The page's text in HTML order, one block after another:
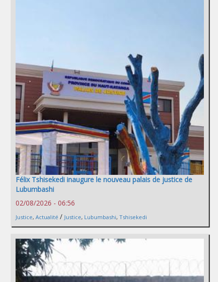
Félix Tshisekedi inaugure le nouveau palais de justice de
Lubumbashi
02/08/2026 - 06:56
Justice, Actualité / Justice, Lubumbashi, Tshisekedi